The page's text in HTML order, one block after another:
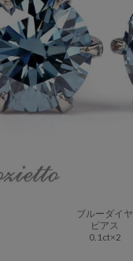
ブルーダイヤ
ピアス
0.1ct×2